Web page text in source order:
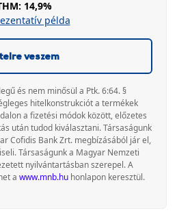
14,9%
példa
veszem
és nem minősül a Ptk. 6:64. §
hitelkonstrukciót a termékek
a fizetési módok között, előzetes
után tudod kiválasztani. Társaságunk
Cofidis Bank Zrt. megbízásából jár el,
Társaságunk a Magyar Nemzeti
nyilvántartásban szerepel. A
a www.mnb.hu honlapon keresztül.